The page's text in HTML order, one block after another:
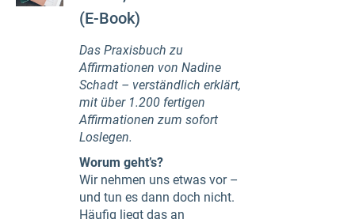
(E-Book)
Das Praxisbuch zu
Affirmationen von Nadine
Schadt – verständlich erklärt,
mit über 1.200 fertigen
Affirmationen zum sofort
Loslegen.
Worum geht’s?
Wir nehmen uns etwas vor –
und tun es dann doch nicht.
Häufig liegt das an